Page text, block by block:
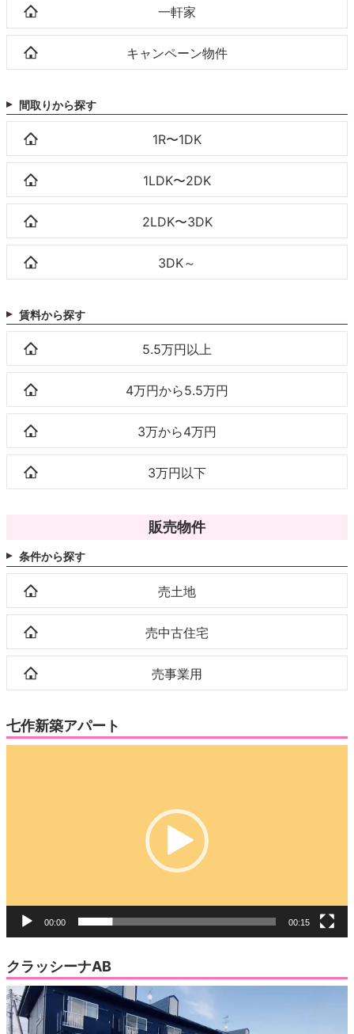
一軒家
キャンペーン物件
間取りから探す
1R〜1DK
1LDK〜2DK
2LDK〜3DK
3DK～
賃料から探す
5.5万円以上
4万円から5.5万円
3万から4万円
3万円以下
販売物件
条件から探す
売土地
売中古住宅
売事業用
七作新築アパート
00:00 00:15
クラッシーナAB
動
画